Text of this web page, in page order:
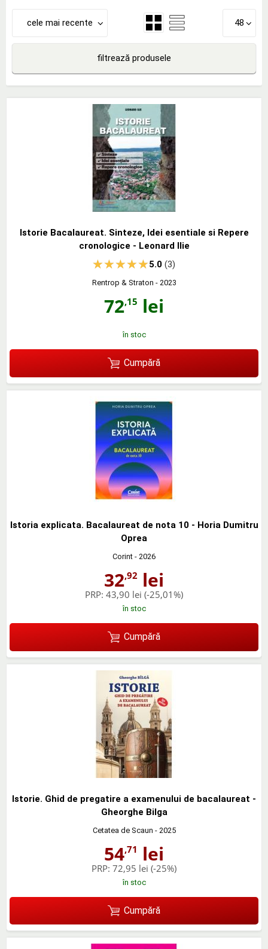
cele mai recente 48
filtrează produsele
Istorie Bacalaureat. Sinteze, Idei esentiale si Repere
cronologice - Leonard Ilie
5.0(3)
Rentrop & Straton - 2023
72,15 lei
în stoc
Cumpără
Istoria explicata. Bacalaureat de nota 10 - Horia Dumitru
Oprea
Corint - 2026
32,92 lei
PRP: 43,90 lei (-25,01%)
în stoc
Cumpără
Istorie. Ghid de pregatire a examenului de bacalaureat -
Gheorghe Bilga
Cetatea de Scaun - 2025
54,71 lei
PRP: 72,95 lei (-25%)
în stoc
Cumpără